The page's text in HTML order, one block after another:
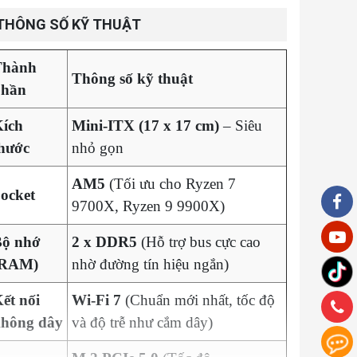
SỐ KỸ THUẬT
Thông số kỹ thuật
Mini-ITX (17 x 17 cm)– Siêu
nhỏ gọn
AM5 (Tối ưu cho Ryzen 7
9700X, Ryzen 9 9900X)
nhớ
2 x DDR5 (Hỗ trợ bus cực cao
nhờ đường tín hiệu ngắn)
nối
dây
Wi-Fi 7 (Chuẩn mới nhất, tốc độ
và độ trễ như cắm dây)